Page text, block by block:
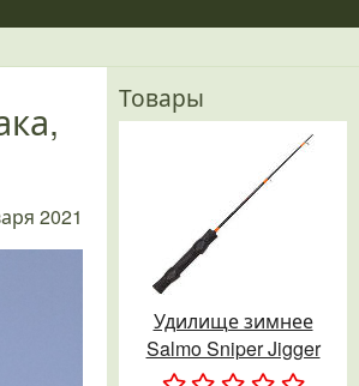
2021
Товары
Удилище зимнее
Salmo Sniper Jigger